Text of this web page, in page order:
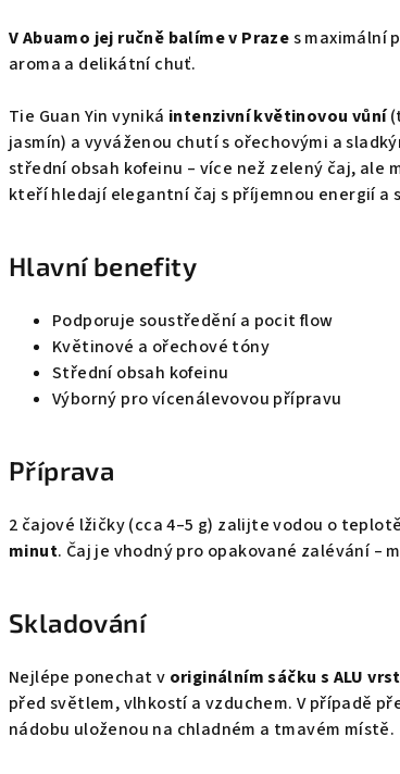
V Abuamo jej ručně balíme v Prazes maximální
aroma a delikátní chuť.
Tie Guan Yin vyniká intenzivní květinovou vůní
jasmín) a vyváženou chutí s ořechovými a
střední obsah kofeinu – více než zelený čaj, ale
kteří hledají elegantní čaj s příjemnou energií a
Hlavní benefity
Podporuje soustředění a pocit flow
Květinové a ořechové tóny
Střední obsah kofeinu
Výborný pro vícenálevovou přípravu
Příprava
2 čajové lžičky (cca 4–5 g) zalijte vodou o teplotě
minut. Čaj je vhodný pro opakované zalévání –
Skladování
Nejlépe ponechat v originálním sáčku s ALU
před světlem, vlhkostí a vzduchem. V případě
nádobu uloženou na chladném a tmavém místě.